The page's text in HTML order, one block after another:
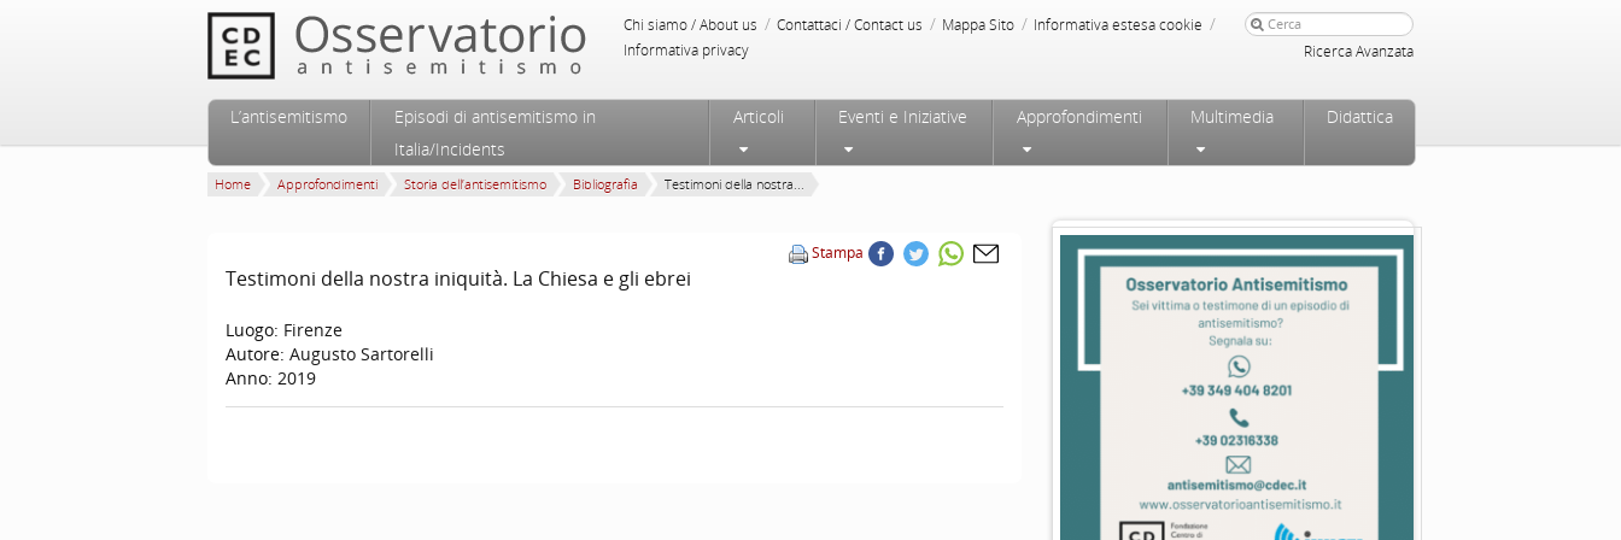
Chi siamo / About us / Contattaci / Contact us / Mappa Sito / Informativa estesa cookie /
Informativa privacy Ricerca Avanzata
Menu principale
Vai al contenuto principale
Vai al contenuto secondario
L’antisemitismo
Episodi di antisemitismo in
Italia/Incidents
Articoli Eventi e Iniziative Approfondimenti Multimedia Didattica
Home Approfondimenti Storia dell’antisemitismo Bibliografia Testimoni della nostra...
Stampa
Testimoni della nostra iniquità. La Chiesa e gli ebrei
Luogo: Firenze
Autore: Augusto Sartorelli
Anno: 2019